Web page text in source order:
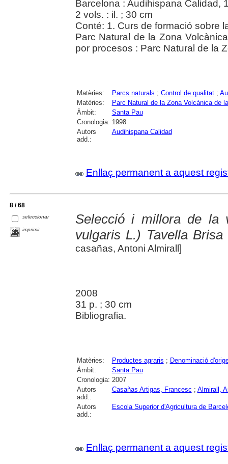
Barcelona : Audihispana Calidad,
2 vols. : il. ; 30 cm
Conté: 1. Curs de formació sobre
Parc Natural de la Zona
por procesos : Parc Natural de la
Matèries: Parcs naturals ; Control de qualitat;
Matèries:
Parc Natural de la Zona Volcànica de
Àmbit:
Santa Pau
Cronologia: 1998
Autors
add.:
Audihispana Calidad
Enllaç permanent a aquest
8 / 68
seleccionar
imprimir
Selecció i millora de la
vulgaris L.) Tavella
casañas, Antoni Almirall]
2008
31 p. ; 30 cm
Bibliografia.
Matèries: Productes agraris ; Denominació
Àmbit:
Santa Pau
Cronologia: 2007
Autors
add.:
Casañas Artigas, Francesc ; Almirall,
Autors
add.:
Escola Superior d'Agricultura de
Enllaç permanent a aquest